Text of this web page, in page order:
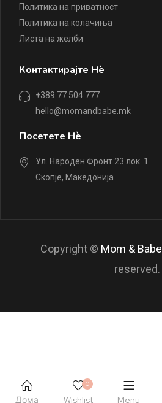
Политика на приватност
Политика на колачиња
Листа на желби
Контактирајте Нè
+389 77 504 777
hello@momandbabe.mk
Посетете Нè
Ул. Народен Фронт 23 лок. 1
Скопје, Македонија
Copyright © Mom & Babe
reserved.
Дома
0
Wishlist Menu